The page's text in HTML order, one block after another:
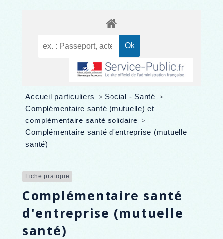
Accueil particuliers > Social - Santé >
Complémentaire santé (mutuelle) et
complémentaire santé solidaire >
Complémentaire santé d'entreprise (mutuelle
santé)
Fiche pratique
Complémentaire santé
d'entreprise (mutuelle
santé)